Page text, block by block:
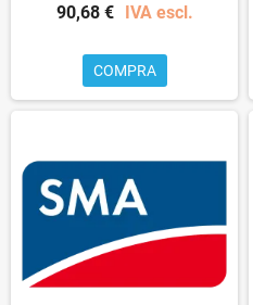
90,68 € IVA escl.
COMPRA